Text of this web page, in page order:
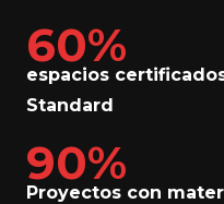
60%
espacios
Standard
90%
Proyectos con